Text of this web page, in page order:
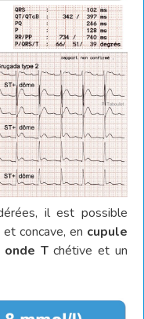
il est possible
concave, en cupule
onde Tchétive et un